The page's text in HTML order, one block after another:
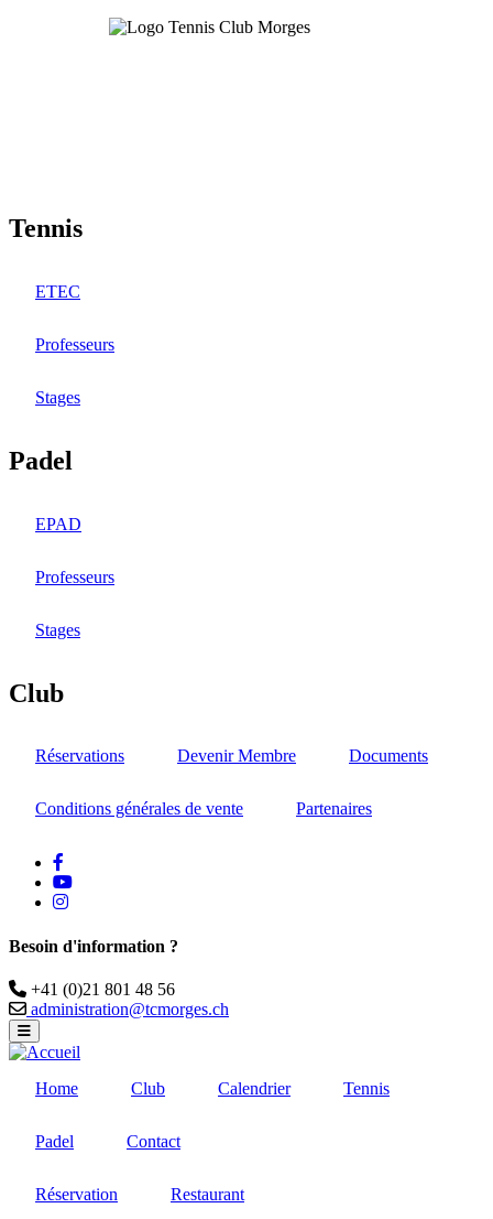
Tennis
ETEC
Professeurs
Stages
Padel
EPAD
Professeurs
Stages
Club
Réservations Devenir Membre Documents
Conditions générales de vente Partenaires
Youtube
instagram
Besoin d'information ?
Téléphone
+41 (0)21 801 48 56
Email
administration@tcmorges.ch
Home Club Calendrier Tennis
Padel Contact
Réservation
Restaurant